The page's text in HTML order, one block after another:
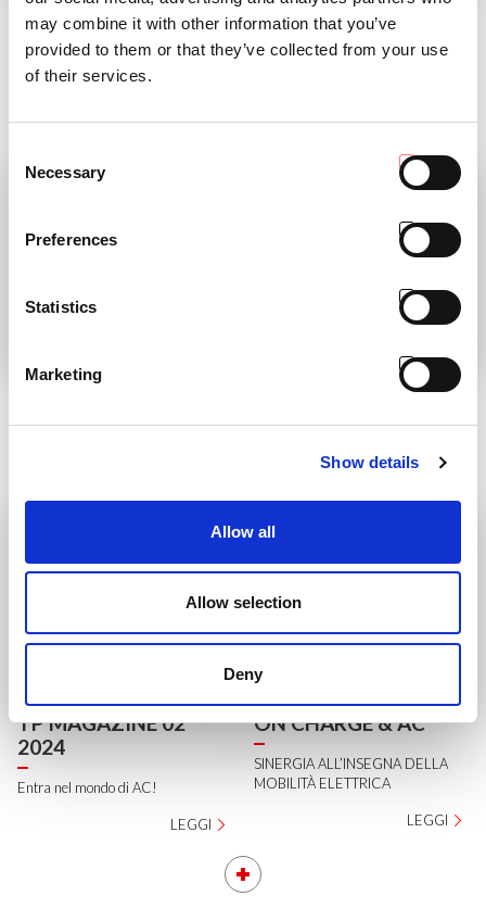
may combine it with other information that you’ve
provided to them or that they’ve collected from your use
of their services.
Selection
Necessary
Preferences
Statistics
Marketing
Show details
Allow all
Allow selection
Deny
per il progetto LIFE
ATENA
Il progetto LIFE ATENA compie un
GAMMA DI
SUPERCOMPATTI
LEGGI
MYPLANT & GARDEN
Siamo Presenti!
DISCOVER THE
TP MAGAZINE 02
2024
Entra nel mondo di AC!
LEGGI
ON CHARGE & AC
SINERGIA ALL’INSEGNA DELLA
MOBILITÀ ELETTRICA
LEGGI